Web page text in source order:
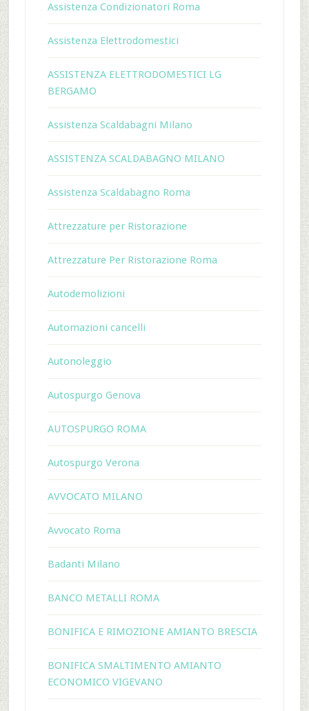
Assistenza Condizionatori Roma
Assistenza Elettrodomestici
ASSISTENZA ELETTRODOMESTICI LG
BERGAMO
Assistenza Scaldabagni Milano
ASSISTENZA SCALDABAGNO MILANO
Assistenza Scaldabagno Roma
Attrezzature per Ristorazione
Attrezzature Per Ristorazione Roma
Autodemolizioni
Automazioni cancelli
Autonoleggio
Autospurgo Genova
AUTOSPURGO ROMA
Autospurgo Verona
AVVOCATO MILANO
Avvocato Roma
Badanti Milano
BANCO METALLI ROMA
BONIFICA E RIMOZIONE AMIANTO BRESCIA
BONIFICA SMALTIMENTO AMIANTO
ECONOMICO VIGEVANO